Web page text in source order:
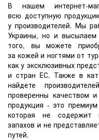
В нашем интернет-
всю доступную
у производителей. Мы
Украины, но и
того, вы можете
за кожей и ногтями от
как у эксклюзивных
и стран ЕС. Также в
найдете
проверенны качеством
продукция - это
которая не содержит
запахов и не
путей.